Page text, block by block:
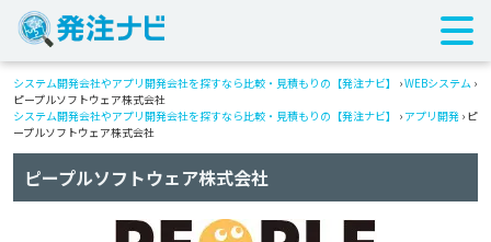
システム開発会社やアプリ開発会社を探すなら比較・見積もりの【発注ナビ】 ›WEBシステム ›
ピープルソフトウェア株式会社
システム開発会社やアプリ開発会社を探すなら比較・見積もりの【発注ナビ】
› アプリ開発 › ピ
ープルソフトウェア株式会社
ピープルソフトウェア株式会社